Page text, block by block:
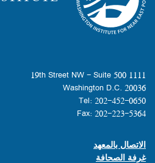
Homepage
1111 19th Street NW - Suite 500
Washington D.C. 20036
Tel: 202-452-0650
Fax: 202-223-5364
Footer contact links
الاتصال بالمعهد
غرفة الصحافة